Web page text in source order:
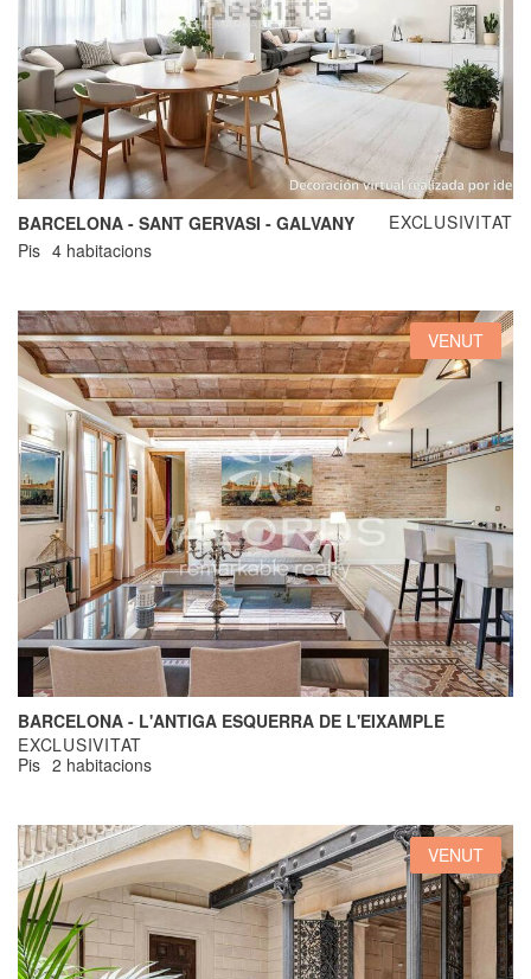
BARCELONA - SANT GERVASI - GALVANY
EXCLUSIVITAT
Pis 4 habitacions
VENUT
BARCELONA - L'ANTIGA ESQUERRA DE L'EIXAMPLE
EXCLUSIVITAT
Pis 2 habitacions
VENUT